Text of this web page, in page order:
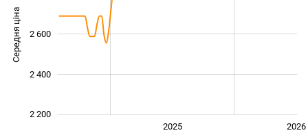
Середня ціна 2 300
2 200
2 400
2 600
2025 2026